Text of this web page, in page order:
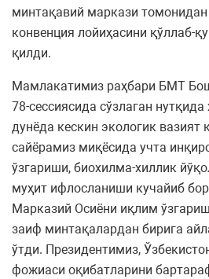
минтақавий маркази
конвенция лойиҳасини қўллаб-
қилди.
Мамлакатимиз раҳбари БМТ
78-сессиясида сўзлаган нутқида
дунёда кескин экологик вазият
сайёрамиз миқёсида учта
ўзгариши, биохилма-хиллик
муҳит ифлосланиши кучайиб
Марказий Осиёни иқлим
заиф минтақалардан бирига
ўтди. Президентимиз,
фожиаси оқибатларини